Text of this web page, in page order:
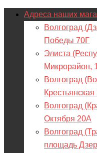
Адреса наших
Волгоград
Победы 70Г
Элиста
Микрорайон,
Волгоград
Крестьянская
Волгоград
Октября 20А
Волгоград
площадь